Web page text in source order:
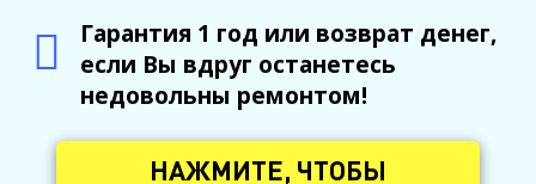
Гарантия 1 год или возврат денег,
если Вы вдруг останетесь
недовольны ремонтом!
НАЖМИТЕ, ЧТОБЫ